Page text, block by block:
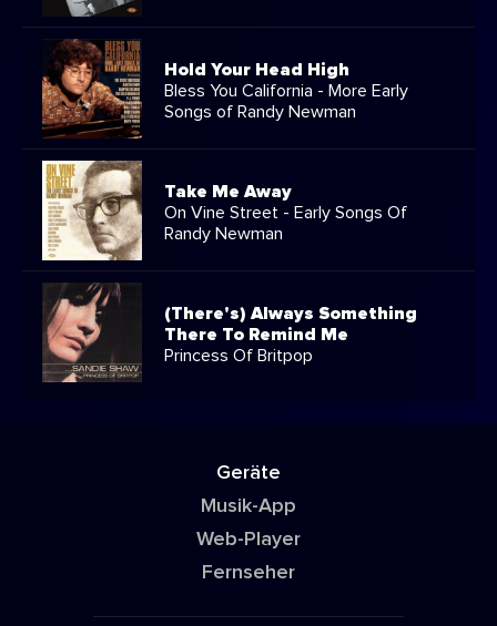
Hold Your Head High
Bless You California - More Early
Songs of Randy Newman
Take Me Away
On Vine Street - Early Songs Of
Randy Newman
(There's) Always Something
There To Remind Me
Princess Of Britpop
Geräte
Musik-App
Web-Player
Fernseher